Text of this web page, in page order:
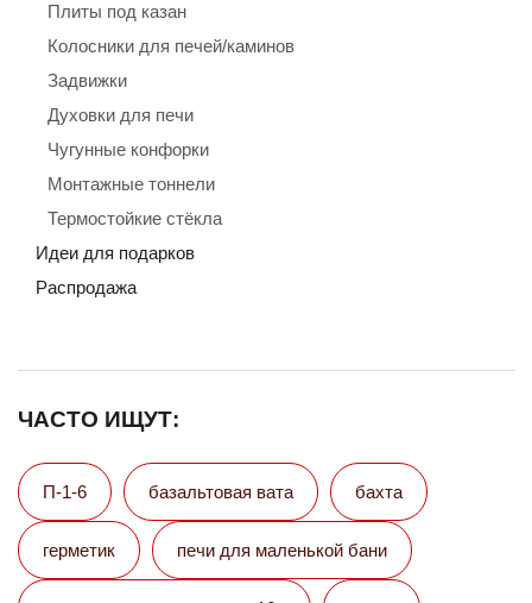
Плиты под казан
Колосники для печей/каминов
Задвижки
Духовки для печи
Чугунные конфорки
Монтажные тоннели
Термостойкие стёкла
Идеи для подарков
Распродажа
ЧАСТО ИЩУТ:
П-1-6 базальтовая вата бахта
герметик печи для маленькой бани